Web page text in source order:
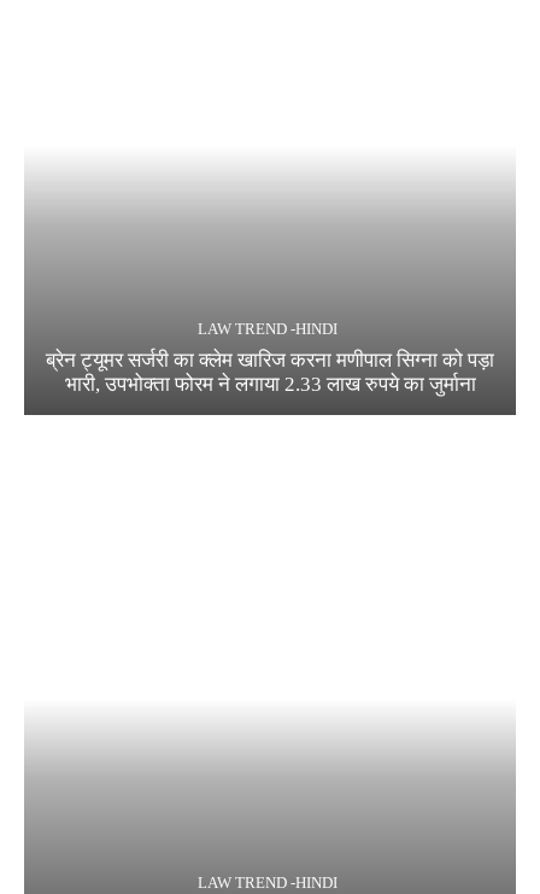
LAW TREND -HINDI
ब्रेन ट्यूमर सर्जरी का क्लेम खारिज करना मणीपाल सिग्ना को पड़ा
भारी, उपभोक्ता फोरम ने लगाया 2.33 लाख रुपये का जुर्माना
LAW TREND -HINDI